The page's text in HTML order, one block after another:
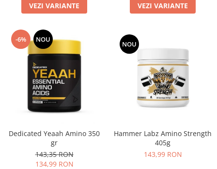
VEZI VARIANTE VEZI VARIANTE
-6% NOU
Dedicated Yeaah Amino 350
gr
143,35 RON
134,99 RON
NOU
Hammer Labz Amino Strength
405g
143,99 RON